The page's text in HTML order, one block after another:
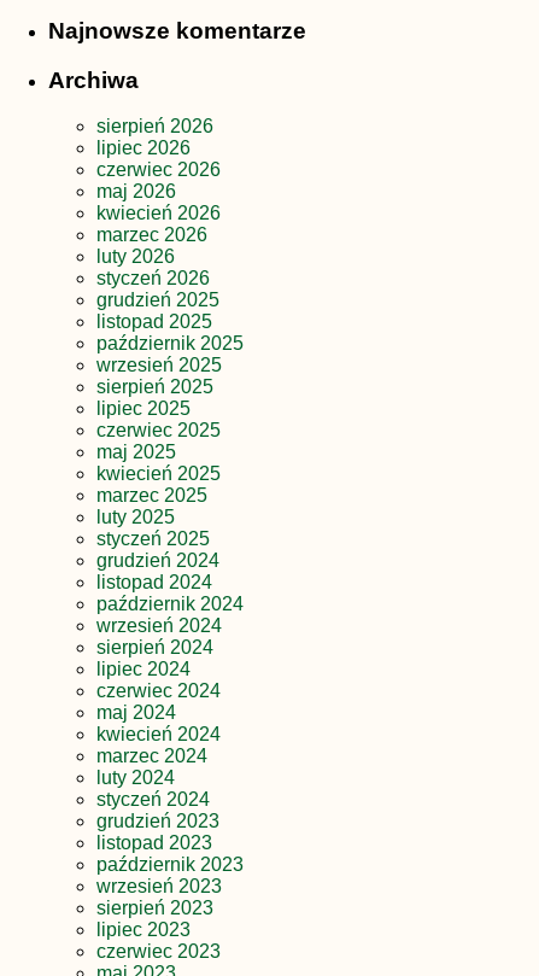
Najnowsze komentarze
Archiwa
sierpień 2026
lipiec 2026
czerwiec 2026
maj 2026
kwiecień 2026
marzec 2026
luty 2026
styczeń 2026
grudzień 2025
listopad 2025
październik 2025
wrzesień 2025
sierpień 2025
lipiec 2025
czerwiec 2025
maj 2025
kwiecień 2025
marzec 2025
luty 2025
styczeń 2025
grudzień 2024
listopad 2024
październik 2024
wrzesień 2024
sierpień 2024
lipiec 2024
czerwiec 2024
maj 2024
kwiecień 2024
marzec 2024
luty 2024
styczeń 2024
grudzień 2023
listopad 2023
październik 2023
wrzesień 2023
sierpień 2023
lipiec 2023
czerwiec 2023